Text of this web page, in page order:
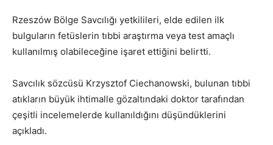
Rzeszów Bölge Savcılığı yetkilileri, elde edilen ilk
bulguların fetüslerin tıbbi araştırma veya test amaçlı
kullanılmış olabileceğine işaret ettiğini belirtti.
Savcılık sözcüsü Krzysztof Ciechanowski, bulunan tıbbi
atıkların büyük ihtimalle gözaltındaki doktor tarafından
çeşitli incelemelerde kullanıldığını düşündüklerini
açıkladı.